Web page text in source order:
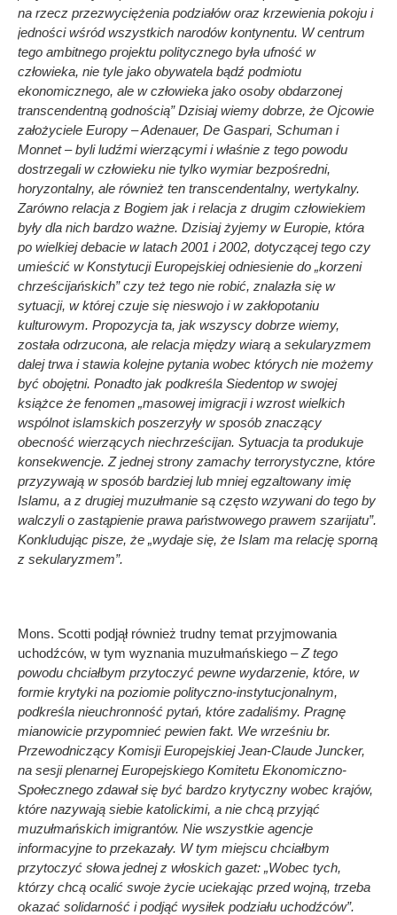
na rzecz przezwyciężenia podziałów oraz krzewienia pokoju i
jedności wśród wszystkich narodów kontynentu. W centrum
tego ambitnego projektu politycznego była ufność w
człowieka, nie tyle jako obywatela bądź podmiotu
ekonomicznego, ale w człowieka jako osoby obdarzonej
transcendentną godnością” Dzisiaj wiemy dobrze, że Ojcowie
założyciele Europy – Adenauer, De Gaspari, Schuman i
Monnet – byli ludźmi wierzącymi i właśnie z tego powodu
dostrzegali w człowieku nie tylko wymiar bezpośredni,
horyzontalny, ale również ten transcendentalny, wertykalny.
Zarówno relacja z Bogiem jak i relacja z drugim człowiekiem
były dla nich bardzo ważne. Dzisiaj żyjemy w Europie, która
po wielkiej debacie w latach 2001 i 2002, dotyczącej tego czy
umieścić w Konstytucji Europejskiej odniesienie do „korzeni
chrześcijańskich” czy też tego nie robić, znalazła się w
sytuacji, w której czuje się nieswojo i w zakłopotaniu
kulturowym. Propozycja ta, jak wszyscy dobrze wiemy,
została odrzucona, ale relacja między wiarą a sekularyzmem
dalej trwa i stawia kolejne pytania wobec których nie możemy
być obojętni. Ponadto jak podkreśla Siedentop w swojej
książce że fenomen „masowej imigracji i wzrost wielkich
wspólnot islamskich poszerzyły w sposób znaczący
obecność wierzących niechrześcijan. Sytuacja ta produkuje
konsekwencje. Z jednej strony zamachy terrorystyczne, które
przyzywają w sposób bardziej lub mniej egzaltowany imię
Islamu, a z drugiej muzułmanie są często wzywani do tego by
walczyli o zastąpienie prawa państwowego prawem szarijatu”.
Konkludując pisze, że „wydaje się, że Islam ma relację sporną
z sekularyzmem”.
Mons. Scotti podjął również trudny temat przyjmowania
uchodźców, w tym wyznania muzułmańskiego – Z tego
powodu chciałbym przytoczyć pewne wydarzenie, które, w
formie krytyki na poziomie polityczno-instytucjonalnym,
podkreśla nieuchronność pytań, które zadaliśmy. Pragnę
mianowicie przypomnieć pewien fakt. We wrześniu br.
Przewodniczący Komisji Europejskiej Jean-Claude Juncker,
na sesji plenarnej Europejskiego Komitetu Ekonomiczno-
Społecznego zdawał się być bardzo krytyczny wobec krajów,
które nazywają siebie katolickimi, a nie chcą przyjąć
muzułmańskich imigrantów. Nie wszystkie agencje
informacyjne to przekazały. W tym miejscu chciałbym
przytoczyć słowa jednej z włoskich gazet: „Wobec tych,
którzy chcą ocalić swoje życie uciekając przed wojną, trzeba
okazać solidarność i podjąć wysiłek podziału uchodźców”.